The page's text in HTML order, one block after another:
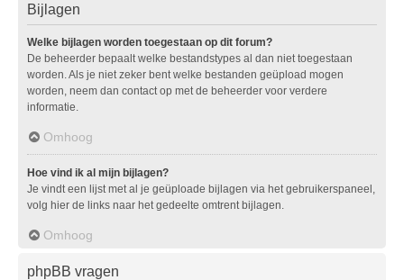
Bijlagen
Welke bijlagen worden toegestaan op dit forum?
De beheerder bepaalt welke bestandstypes al dan niet toegestaan
worden. Als je niet zeker bent welke bestanden geüpload mogen
worden, neem dan contact op met de beheerder voor verdere
informatie.
Omhoog
Hoe vind ik al mijn bijlagen?
Je vindt een lijst met al je geüploade bijlagen via het gebruikerspaneel,
volg hier de links naar het gedeelte omtrent bijlagen.
Omhoog
phpBB vragen